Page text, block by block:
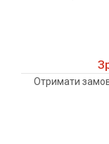
Отримати